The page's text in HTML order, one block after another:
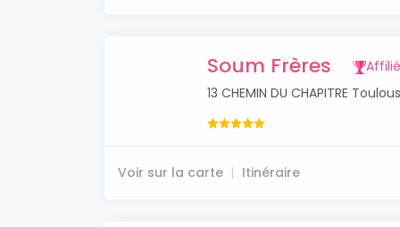
Soum Frères
Affilié
13 CHEMIN DU CHAPITRE
Voir sur la carte Itinéraire